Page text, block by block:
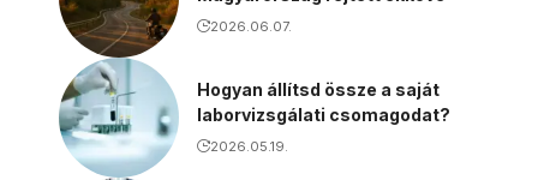
2026.06.07.
Hogyan állítsd össze a saját
laborvizsgálati csomagodat?
2026.05.19.